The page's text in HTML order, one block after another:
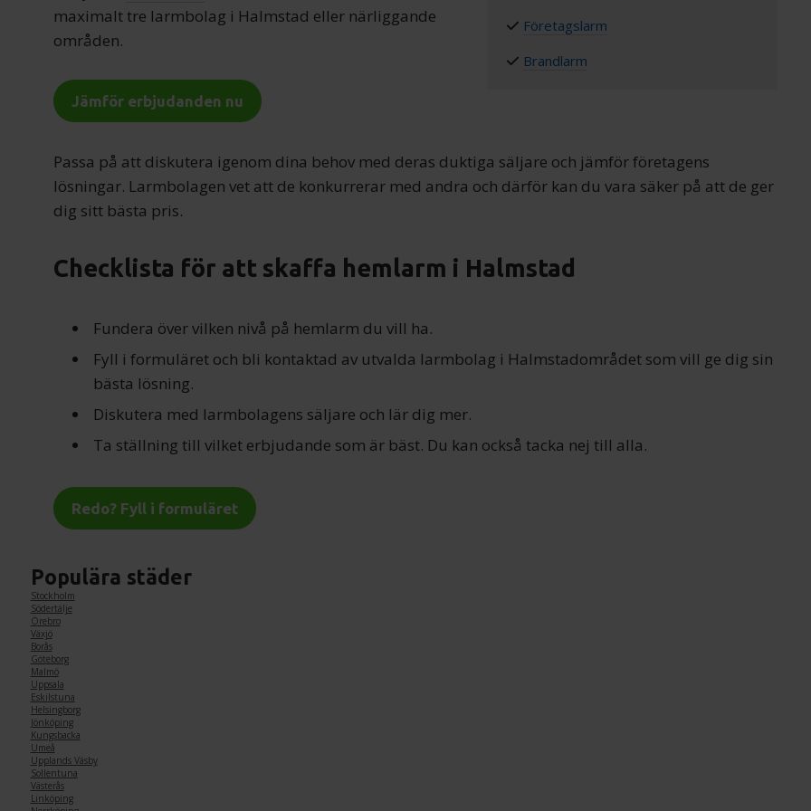
Företagslarm
Brandlarm
maximalt tre larmbolag i Halmstad eller närliggande
områden.
Jämför erbjudanden nu
Passa på att diskutera igenom dina behov med deras duktiga säljare och jämför företagens
lösningar. Larmbolagen vet att de konkurrerar med andra och därför kan du vara säker på att de ger
dig sitt bästa pris.
Checklista för att skaffa hemlarm i Halmstad
Fundera över vilken nivå på hemlarm du vill ha.
Fyll i formuläret och bli kontaktad av utvalda larmbolag i Halmstadområdet som vill ge dig sin
bästa lösning.
Diskutera med larmbolagens säljare och lär dig mer.
Ta ställning till vilket erbjudande som är bäst. Du kan också tacka nej till alla.
Redo? Fyll i formuläret
Populära städer
Stockholm
Södertälje
Örebro
Växjö
Borås
Göteborg
Malmö
Uppsala
Eskilstuna
Helsingborg
Jönköping
Kungsbacka
Umeå
Upplands Väsby
Sollentuna
Västerås
Linköping